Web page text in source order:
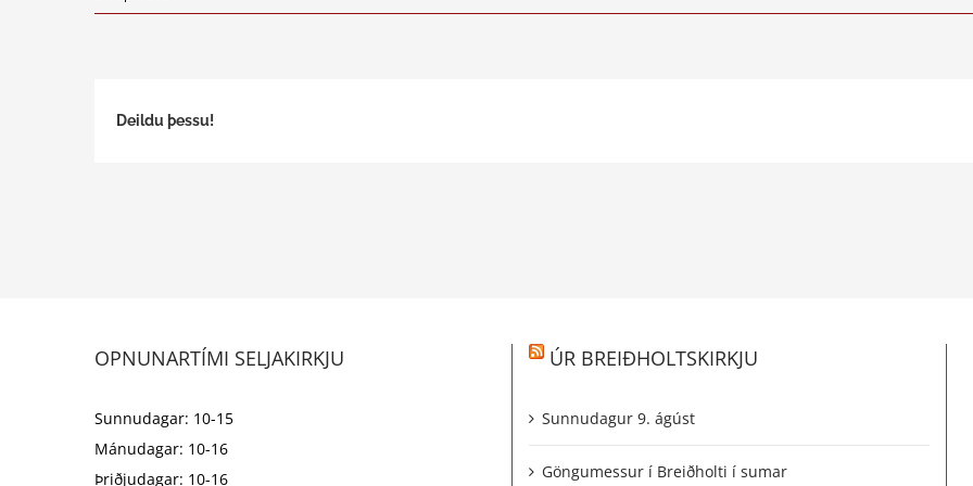
Deildu þessu!
OPNUNARTÍMI SELJAKIRKJU
Sunnudagar: 10-15
Mánudagar: 10-16
Þriðjudagar: 10-16
ÚR BREIÐHOLTSKIRKJU
Sunnudagur 9. ágúst
Göngumessur í Breiðholti í sumar